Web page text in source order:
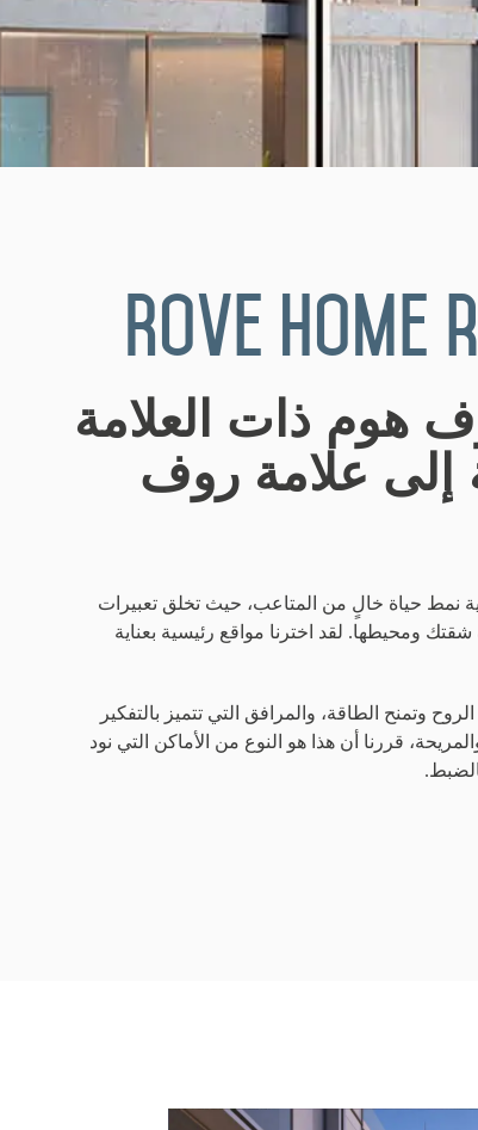
Rove Home
هوم ذات العلامة
إلى علامة روف
نمط حياة خالٍ من المتاعب، حيث تخلق تعبيرات
ومحيطها. لقد اخترنا مواقع رئيسية بعناية
وتمنح الطاقة، والمرافق التي تتميز بالتفكير
قررنا أن هذا هو النوع من الأماكن التي نود